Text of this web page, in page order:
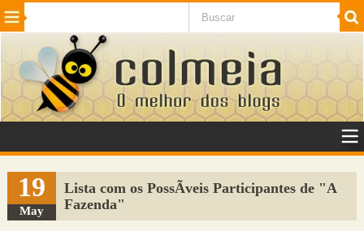
Beleza Cinema e TV
Internet Jogos NotÃ­cias SaÃºde
VeÃ­culos Adulto
Sugerir Link
Adicionar Blog
19
May
Lista com os PossÃ­veis Participantes de "A
Fazenda"